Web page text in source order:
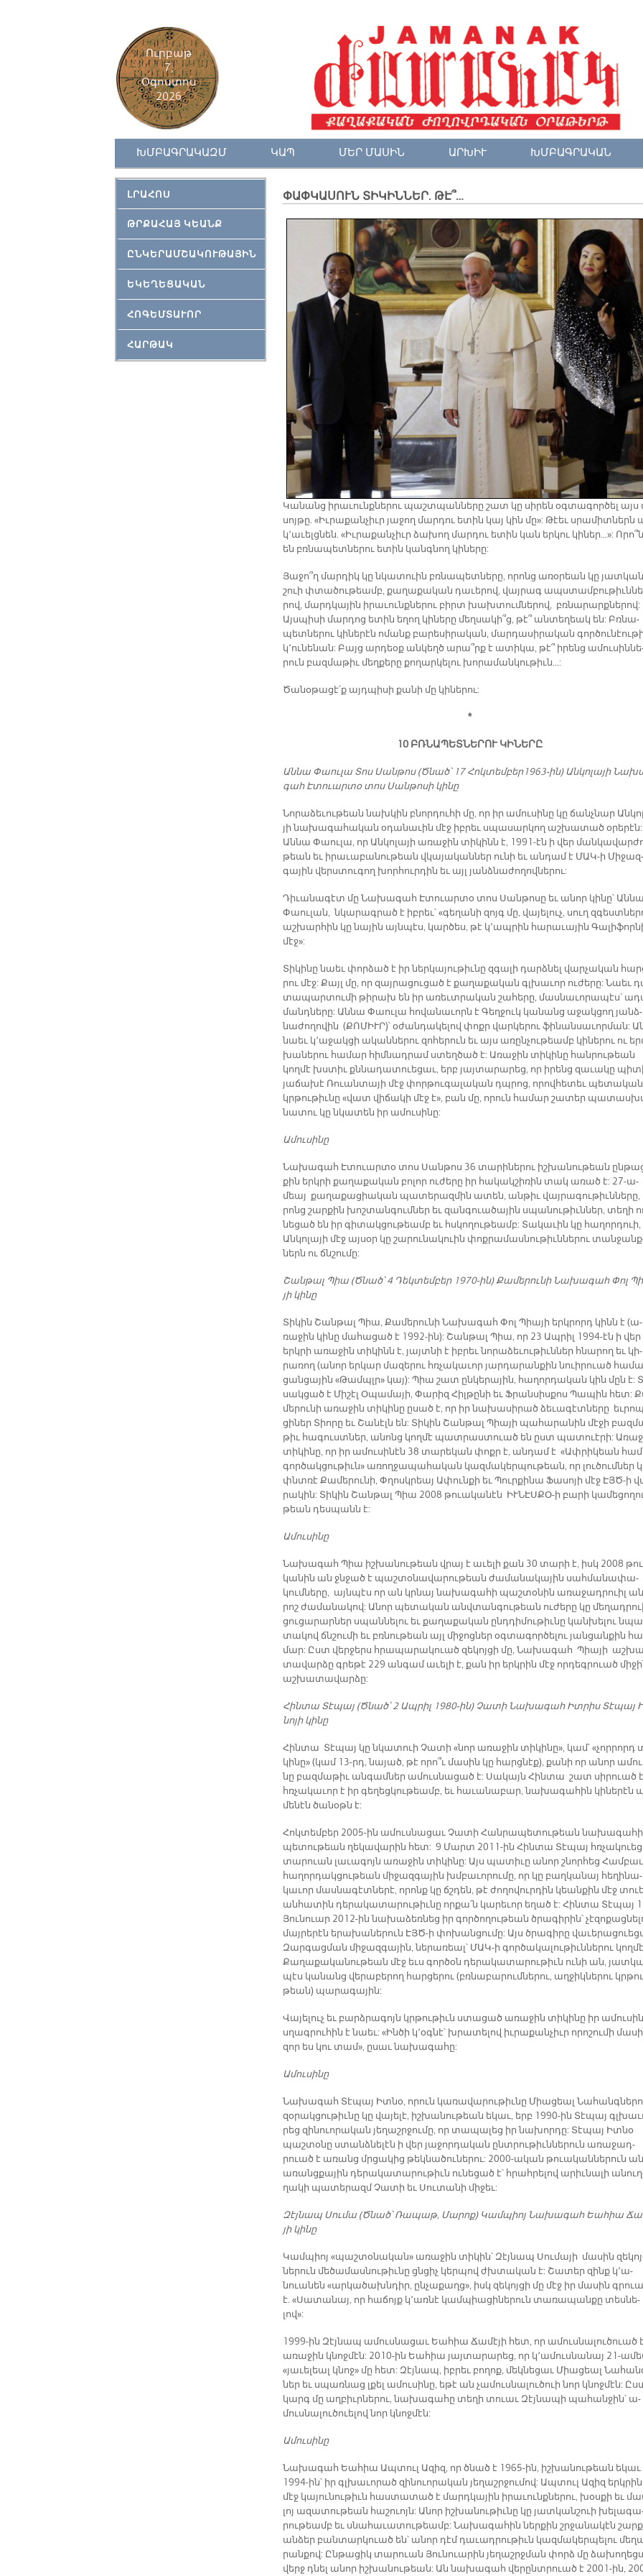
Ուրբաթ
7,
Օգոստոս
2026
ԽՄԲԱԳՐԱԿԱԶՄ ԿԱՊ ՄԵՐ ՄԱՍԻՆ ԱՐԽԻՒ ԽՄԲԱԳՐԱԿԱՆ
ԼՐԱՀՈՍ
ԹՐՔԱՀԱՅ ԿԵԱՆՔ
ԸՆԿԵՐԱՄՇԱԿՈՒԹԱՅԻՆ
ԵԿԵՂԵՑԱԿԱՆ
ՀՈԳԵՄՏԱՒՈՐ
ՀԱՐԹԱԿ
ՓԱՓԿԱՍՈՒՆ ՏԻԿԻՆՆԵՐ. ԹԷ՞…
Կա­նանց ի­րա­ւունք­նե­րու պաշտ­պան­նե­րը շատ կը սի­րեն օգ­տա­գոր­ծել
սոյ­թը. «Իւ­րա­քան­չիւր յա­ջող մար­դու ե­տին կայ կին մը»: Թէեւ սրա­միտներն
կ՚ա­ւելց­նեն. «Իւ­րա­քան­չիւր ձա­խող մար­դու ե­տին կան եր­կու կի­ներ…»:
են բռնա­պետ­նե­րու ե­տին կանգ­նող կի­նե­րը:
Յա­ջո՞ղ մար­դիկ կը նկա­տուին բռնա­պետ­նե­րը, ո­րոնց ա­ռօ­րեան կը
շուի փտա­ծու­թեամբ, քա­ղա­քա­կան դա­ւե­րով, վայ­րագ
րով, մարդ­կա­յին ի­րա­ւունք­նե­րու բիրտ խախ­տում­նե­րով, բռնա­րարք­նե­րով:
Այս­պի­սի մար­դոց ե­տին ե­ղող կի­նե­րը մեղ­սա­կի՞ց, թէ՞ ան­տե­ղեակ են: Բռնա­
պետ­նե­րու կի­նե­րէն ո­մանք բա­րե­սի­րա­կան, մար­դասի­րա­կան
կ՚ու­նե­նան: Բայց ար­դեօք ան­կեղծ ա­րա՞րք է ա­տի­կա, թէ՞ ի­րենց
րուն բազ­մա­թիւ մեղ­քե­րը քո­ղար­կե­լու խո­րա­ման­կու­թիւն…:
Ծա­նօ­թա­ցէ՛ք այդ­պի­սի քա­նի մը կի­նե­րու:
*
10 ԲՌՆԱ­ՊԵՏ­ՆԵ­ՐՈՒ ԿԻ­ՆԵՐԸ
Ան­նա Փաու­լա Տոս Սան­թոս (Ծնած՝ 17 Հոկ­տեմ­բեր1963-ին) Անկո­լա­յի
գահ Է­տուար­տօ տոս Սան­թո­սի կի­նը
Նո­րա­ձե­ւու­թեան նախ­կին բնոր­դու­հի մը, որ իր ա­մու­սի­նը կը ճանչ­նար
յի նա­խա­գա­հա­կան օ­դա­նա­ւին մէջ իբ­րեւ սպա­սար­կող աշ­խա­տած օ­րե­րէն:
Ան­նա Փաու­լա, որ Ան­կո­լա­յի ա­ռա­ջին տի­կինն է, 1991-էն ի վեր
թեան եւ ի­րա­ւա­բա­նու­թեան վկա­յա­կան­ներ ու­նի եւ ան­դամ է ՄԱԿ-ի Մի­ջազ­
գա­յին վերս­տու­գող խոր­հուր­դին եւ այլ յանձ­նա­ժո­ղով­նե­րու:
Դի­ւա­նա­գէտ մը Նա­խա­գահ Է­տուար­տօ տոս Սան­թո­սը եւ ա­նոր կի­նը՝ Ան­նա
Փաու­լան, նկա­րագ­րած է իբ­րեւ՝ «գե­ղա­նի զոյգ մը, վա­յե­լուչ, սուղ
աշ­խար­հին կը նա­յին այն­պէս, կար­ծես, թէ կ՚ապ­րին հա­րա­ւա­յին
մէջ»:
Տի­կի­նը նաեւ փոր­ձած է իր ներ­կա­յու­թիւ­նը զգա­լի դարձ­նել վար­չա­կան
րու մէջ: Քայլ մը, որ զայ­րա­ցու­ցած է քա­ղա­քա­կան գլխա­ւոր ու­ժե­րը: Նաեւ
տա­պար­տու­մի թի­րախ են իր ա­ռեւտ­րա­կան շա­հե­րը, մաս­նա­ւո­րա­պէս՝
մանդ­նե­րը: Ան­նա Փաու­լա հո­վա­նա­ւորն է Գեղ­ջուկ կա­նանց ա­ջակ­ցող յանձ­
նա­ժո­ղո­վին (ՔՈ­ՄԻՒՐ)՝ օ­ժան­դա­կե­լով փոքր վար­կե­րու ֆի­նան­սա­ւոր­ման:
նաեւ կ՚ա­ջակ­ցի ա­կան­նե­րու զո­հե­րուն եւ այս ա­ռըն­չու­թեամբ կի­նե­րու ու
խա­նե­րու հա­մար հիմ­նադ­րամ ստեղ­ծած է: Ա­ռա­ջին տի­կի­նը հան­րու­թեան
կող­մէ խստիւ քննա­դա­տուե­ցաւ, երբ յայ­տա­րա­րեց, որ ի­րենց զա­ւա­կը
յա­ճա­խէ Ռուան­տա­յի մէջ փոր­թու­գա­լա­կան դպրոց, ո­րով­հե­տեւ պե­տա­կան
կրթու­թիւ­նը «վատ վի­ճա­կի մէջ է», բան մը, ո­րուն հա­մար շա­տեր
նա­տու կը նկա­տեն իր ա­մու­սի­նը:
Ա­մու­սի­նը
Նա­խա­գահ Է­տուար­տօ տոս Սան­թոս 36 տա­րի­նե­րու իշ­խա­նու­թեան
քին երկ­րի քա­ղա­քա­կան բո­լոր ու­ժե­րը իր հա­կակ­շի­ռին տակ ա­ռած է: 27-ա­
մեայ քա­ղա­քա­ցիա­կան պա­տե­րազ­մին ա­տեն, ան­թիւ վայ­րա­գու­թիւն­նե­րը,
րոնց շար­քին խոշ­տան­գում­ներ եւ զան­գուա­ծա­յին սպա­նու­թիւն­ներ, տե­ղի
նե­ցած են իր գի­տակ­ցու­թեամբ եւ հսկո­ղու­թեամբ: Տա­կա­ւին կը հա­ղոր­դուի,
Ան­կո­լա­յի մէջ այ­սօր կը շա­րու­նա­կուին փոք­րա­մաս­նու­թիւն­նե­րու
ներն ու ճնշու­մը:
Շան­թալ Պիա (Ծնած՝ 4 Դեկ­տեմ­բեր 1970-ին) Քա­մե­րու­նի Նա­խա­գահ Փոլ
յի կի­նը
Տի­կին Շան­թալ Պիա, Քա­մե­րու­նի Նա­խա­գահ Փոլ Պիա­յի երկ­րորդ կինն է (ա­
ռա­ջին կի­նը մա­հա­ցած է 1992-ին): Շան­թալ Պիա, որ 23 Ապ­րիլ 1994-էն ի վեր
երկ­րի ա­ռա­ջին տի­կինն է, յայտ­նի է իբ­րեւ նո­րա­ձե­ւու­թիւն­ներ հնա­րող եւ կի­
րա­ռող (ա­նոր եր­կար մա­զե­րու հռչա­կա­ւոր յար­դա­րան­քին նուի­րուած
ցան­ցա­յին «Թամպլր» կայ): Պիա շատ ըն­կե­րա­յին, հա­ղոր­դա­կան կին մըն է:
սակ­ցած է Մի­շէլ Օ­պա­մա­յի, Փա­րիզ Հիլ­թը­նի եւ Ֆրան­սիս­քոս Պա­պին հետ:
մե­րու­նի ա­ռա­ջին տի­կի­նը ը­սած է, որ իր նա­խա­սի­րած ձե­ւա­գէտ­նե­րը
ցի­ներ Տիո­րը եւ Շա­նէլն են: Տի­կին Շան­թալ Պիա­յի պա­հա­րա­նին մէ­ջի
թիւ հա­գուստ­ներ, ա­նոնց կող­մէ պատ­րաս­տուած են ըստ պա­տուէ­րի:
տի­կի­նը, որ իր ա­մու­սի­նէն 38 տա­րե­կան փոքր է, ան­դամ է «Ափ­րի­կեան
գոր­ծակ­ցու­թիւն» ա­ռող­ջա­պա­հա­կան կազ­մա­կեր­պու­թեան, որ լու­ծում­ներ
փնտռէ Քա­մե­րու­նի, Փղոսկ­րեայ Ա­փուն­քի եւ Պուր­քի­նա Ֆա­սո­յի մէջ ԷՅԾ-ի
րա­կին: Տի­կին Շան­թալ Պիա 2008 թուա­կա­նէն ԻՒ­ՆԷՍ­ՔՕ-ի բա­րի
թեան դես­պանն է:
Ա­մու­սի­նը
Նա­խա­գահ Պիա իշ­խա­նու­թեան վրայ է ա­ւե­լի քան 30 տա­րի է, իսկ 2008
կա­նին ան ջնջած է պաշ­տօ­նա­վա­րու­թեան ժա­մա­նա­կա­յին սահ­մա­նա­փա­
կում­նե­րը, այն­պէս որ ան կրնայ նա­խա­գա­հի պաշ­տօ­նին ա­ռա­ջադ­րուիլ
րոշ ժա­մա­նա­կով: Ա­նոր պե­տա­կան անվ­տան­գու­թեան ու­ժե­րը կը
ցու­ցա­րար­ներ սպան­նե­լու եւ քա­ղա­քա­կան ընդ­դի­մու­թիւ­նը կան­խե­լու
տա­կով ճնշու­մի եւ բռնու­թեան այլ մի­ջոց­ներ օգ­տա­գոր­ծե­լու յան­ցան­քին
մար: Ըստ վեր­ջերս հրա­պա­րա­կուած զե­կոյ­ցի մը, Նա­խա­գահ Պիա­յի
տա­վար­ձը գրե­թէ 229 ան­գամ ա­ւե­լի է, քան իր երկ­րին մէջ որ­դեգ­րուած
աշ­խա­տա­վար­ձը:
Հին­տա Տէ­պայ (Ծնած՝ 2 Ապ­րիլ 1980-ին) Չա­տի Նա­խա­գահ Իտ­րիս Տէ­պայ
նո­յի կի­նը
Հին­տա Տէ­պայ կը նկա­տուի Չա­տի «նոր ա­ռա­ջին տի­կի­նը», կամ՝ «չոր­րորդ
կի­նը» (կամ 13-րդ, նա­յած, թէ ո­րո՞ւ մա­սին կը հարց­նէք), քա­նի որ ա­նոր
նը բազ­մա­թիւ ան­գամ­ներ ա­մուս­նա­ցած է: Սա­կայն Հին­տա շատ սի­րուած է
հռչա­կա­ւոր է իր գե­ղեց­կու­թեամբ, եւ հա­ւա­նա­բար, նա­խա­գա­հին կի­նե­րէն
մե­նէն ծա­նօթն է:
Հոկ­տեմ­բեր 2005-ին ա­մուս­նա­ցաւ Չա­տի Հան­րա­պե­տու­թեան
պե­տու­թեան ղե­կա­վա­րին հետ: 9 Մարտ 2011-ին Հին­տա Տէ­պայ
տա­րուան լա­ւա­գոյն ա­ռա­ջին տի­կի­նը: Այս պա­տի­ւը ա­նոր շնոր­հեց
հա­ղոր­դակ­ցու­թեան մի­ջազ­գա­յին խմբա­ւո­րու­մը, որ կը բաղ­կա­նայ հե­ղի­նա­
կա­ւոր մաս­նա­գէտ­նե­րէ, ո­րոնք կը ճշդեն, թէ ժո­ղո­վուր­դին կեան­քին մէջ
ան­հա­տին դե­րա­կա­տա­րու­թիւ­նը որ­քա՛ն կա­րե­ւոր ե­ղած է: Հին­տա Տէ­պայ
Յու­նուար 2012-ին նա­խա­ձեռ­նեց իր գոր­ծո­ղու­թեան ծրա­գի­րին՝
մայ­րե­րէն ե­րա­խա­նե­րուն ԷՅԾ-ի փո­խան­ցու­մը: Այս ծրա­գի­րը
Զար­գաց­ման մի­ջազ­գա­յին, նե­րա­ռեալ՝ ՄԱԿ-ի գոր­ծա­կա­լու­թիւն­նե­րու
Քա­ղա­քա­կա­նու­թեան մէջ եւս գոր­ծօն դե­րա­կա­տա­րու­թիւն ու­նի ան,
պէս կա­նանց վե­րա­բե­րող հար­ցե­րու (բռնա­բա­րում­նե­րու, աղ­ջիկ­նե­րու
թեան) պա­րա­գա­յին:
Վա­յե­լուչ եւ բարձ­րա­գոյն կրթու­թիւն ստա­ցած ա­ռա­ջին տի­կի­նը իր
սղագ­րու­հին է նաեւ: «Ին­ծի կ՚օգ­նէ՝ խրա­տե­լով իւ­րա­քան­չիւր ո­րո­շու­մի
զոր ես կու տամ», ը­սաւ նա­խա­գա­հը:
Ա­մու­սի­նը
Նա­խա­գահ Տէ­պայ Իտ­նօ, ո­րուն կա­ռա­վա­րու­թիւ­նը Միա­ցեալ
զօ­րակ­ցու­թիւ­նը կը վա­յե­լէ, իշ­խա­նու­թեան ե­կաւ, երբ 1990-ին Տէ­պայ
րեց զի­նուո­րա­կան յե­ղաշր­ջու­մը, որ տա­պա­լեց իր նա­խոր­դը: Տէ­պայ Իտ­նօ
պաշ­տօ­նը ստանձ­նե­լէն ի վեր յա­ջոր­դա­կան ընտ­րու­թիւն­նե­րուն ա­ռա­ջադ­
րուած է ա­ռանց մրցա­կից թեկ­նա­ծու­նե­րու: 2000-ա­կան թուա­կան­նե­րուն ան
ա­ռանց­քա­յին դե­րա­կա­տա­րու­թիւն ու­նե­ցած է՝ հրահ­րե­լով ա­րիւ­նա­լի
ղա­կի պա­տե­րազմ Չա­տի եւ Սու­տա­նի մի­ջեւ:
Զէյ­նապ Սու­մա (Ծնած՝ Ռա­պաթ, Մա­րոք) Կամ­պիոյ Նա­խա­գահ Եա­հիա
յի կի­նը
Կամ­պիոյ «պաշ­տօ­նա­կան» ա­ռա­ջին տի­կին՝ Զէյ­նապ Սու­մա­յի մա­սին
նե­րուն մե­ծա­մաս­նու­թիւ­նը ցնցիչ կեր­պով ժխտա­կան է: Շա­տեր զինք կ՚ա­
նուա­նեն «ար­կա­ծախն­դիր, ըն­չա­քաղց», իսկ զե­կոյ­ցի մը մէջ իր մա­սին
է. «Սա­տա­նայ, որ հա­ճոյք կ՚առ­նէ կամ­պիա­ցի­նե­րուն տա­ռա­պան­քը տես­նե­
լով»:
1999-ին Զէյ­նապ ա­մուս­նա­ցաւ Եա­հիա Ճա­մէ­յի հետ, որ ա­մուս­նա­լու­ծուած
ա­ռա­ջին կնոջ­մէն: 2010-ին Եա­հիա յայ­տա­րա­րեց, որ կ՚ա­մուս­նա­նայ 21-
«յա­ւե­լեալ կնոջ» մը հետ: Զէյ­նապ, իբ­րեւ բո­ղոք, մեկ­նե­ցաւ Միա­ցեալ
ներ եւ սպառ­նաց լքել ա­մու­սի­նը, ե­թէ ան չա­մուս­նա­լու­ծուի նոր կնոջ­մէն:
կարգ մը աղ­բիւր­նե­րու, նա­խա­գա­հը տե­ղի տուաւ Զէյ­նա­պի պա­հան­ջին՝ ա­
մուս­նա­լու­ծուե­լով նոր կնոջ­մէն:
Ա­մու­սի­նը
Նա­խա­գահ Եա­հիա Ապ­տուլ Ա­զիզ, որ ծնած է 1965-ին, իշ­խա­նու­թեան ե­կաւ
1994-ին՝ իր գլխա­ւո­րած զինուո­րա­կան յե­ղաշր­ջու­մով: Ապ­տուլ Ա­զիզ երկ­րին
մէջ կա­յու­նու­թիւն հաս­տա­տած է մարդ­կա­յին ի­րա­ւունք­նե­րու, խօս­քի եւ
լոյ ա­զա­տու­թեան հա­շուոյն: Ա­նոր իշ­խա­նու­թիւ­նը կը յատ­կան­շուի
րու­թեամբ եւ սնա­հա­ւա­տու­թեամբ: Նա­խա­գա­հին ներ­քին շրջա­նա­կէն շարք
ան­ձեր բան­տար­կուած են՝ ա­նոր դէմ դա­ւադ­րու­թիւն կազ­մա­կեր­պե­լու
րան­քով: Ըն­թա­ցիկ տա­րուան Յու­նուա­րին յե­ղաշրջ­ման փորձ մը
վերջ դնել ա­նոր իշ­խա­նու­թեան: Ան նա­խա­գահ վե­րընտ­րուած է 2001-ին,